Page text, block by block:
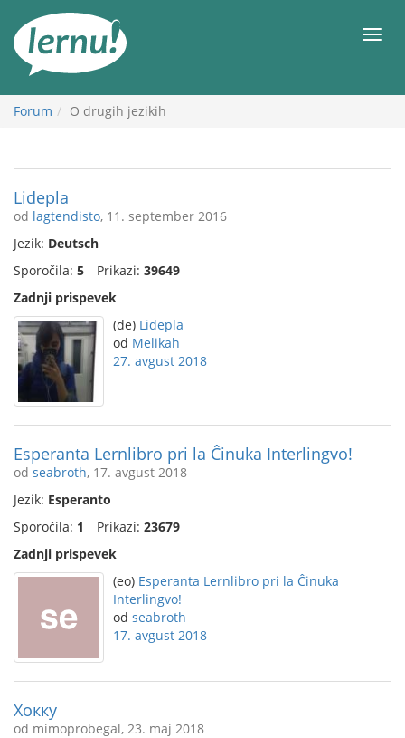
vsebini
Meni
Forum O drugih jezikih
Lidepla
od lagtendisto, 11. september 2016
Jezik: Deutsch
Sporočila: 5 Prikazi: 39649
Zadnji prispevek
(de) Lidepla
od Melikah
27. avgust 2018
Esperanta Lernlibro pri la Ĉinuka Interlingvo!
od seabroth, 17. avgust 2018
Jezik: Esperanto
Sporočila: 1 Prikazi: 23679
Zadnji prispevek
(eo) Esperanta Lernlibro pri la Ĉinuka
Interlingvo!
od seabroth
17. avgust 2018
Хокку
od mimoprobegal, 23. maj 2018